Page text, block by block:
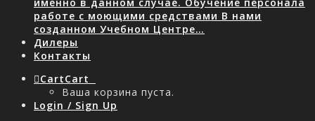
работе с моющими средствами В нами
созданном Учебном Центре…
Дилеры
Контакты
CartCart
Ваша корзина пуста.
Login / Sign Up